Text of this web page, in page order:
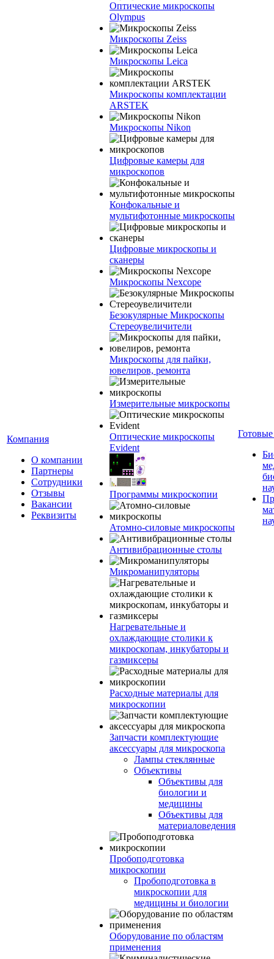
Компания
О компании
Партнеры
Сотрудники
Отзывы
Вакансии
Реквизиты
Оптические микроскопы
Olympus
Микроскопы Zeiss
Микроскопы Leica
Микроскопы комплектации
ARSTEK
Микроскопы Nikon
Цифровые камеры для
микроскопов
Конфокальные и
мультифотонные микроскопы
Цифровые микроскопы и
сканеры
Микроскопы Nexcope
Безокулярные Микроскопы
Стереоувеличители
Микроскопы для пайки,
ювелиров, ремонта
Измерительные микроскопы
Оптические микроскопы
Evident
Программы микроскопии
Атомно-силовые микроскопы
Антивибрационные столы
Микроманипуляторы
Нагревательные и
охлаждающие столики к
микроскопам, инкубаторы и
газмиксеры
Расходные материалы для
микроскопии
Запчасти комплектующие
аксессуары для микроскопа
Лампы стеклянные
Объективы
Объективы для
биологии и
медицины
Объективы для
материаловедения
Пробоподготовка
микроскопии
Пробоподготовка в
микроскопии для
медицины и биологии
Оборудование по областям
применения